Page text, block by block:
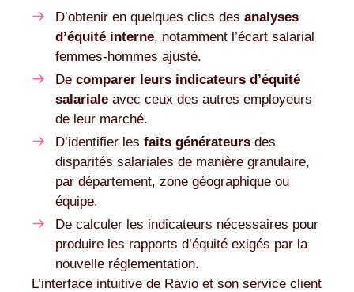
D’obtenir en quelques clics des analyses
d’équité interne, notamment l’écart salarial
femmes-hommes ajusté.
Decomparer leurs indicateurs d’équité
salariale avec ceux des autres employeurs
de leur marché.
D’identifier les faits générateursdes
disparités salariales de manière granulaire,
par département, zone géographique ou
équipe.
De calculer les indicateurs nécessaires pour
produire les rapports d’équité exigés par la
nouvelle réglementation.
L’interface intuitive de Ravio et son service client